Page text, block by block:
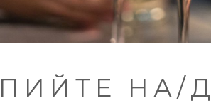
ПИЙТЕ НА/